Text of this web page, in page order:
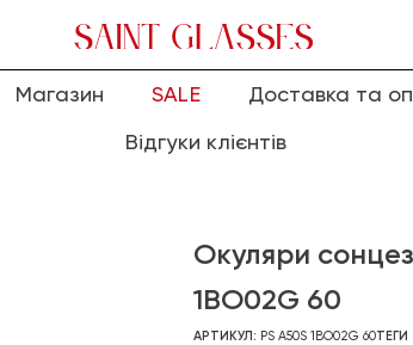
Магазин SALE Доставка та
Відгуки клієнтів
Окуляри
1BO02G 60
АРТИКУЛ: PS A50S 1BO02G 60ТЕГИ